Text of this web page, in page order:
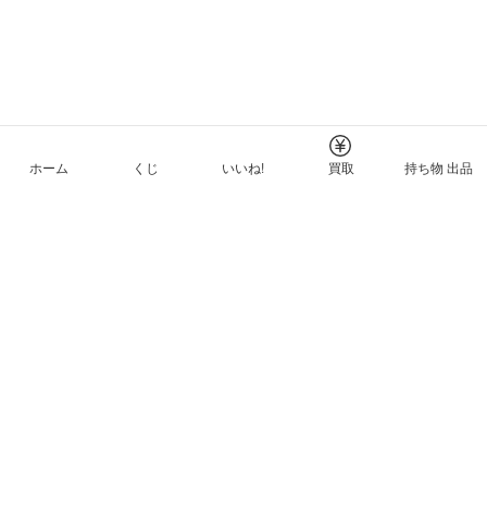
ホーム くじ いいね! 買取 持ち物 出品